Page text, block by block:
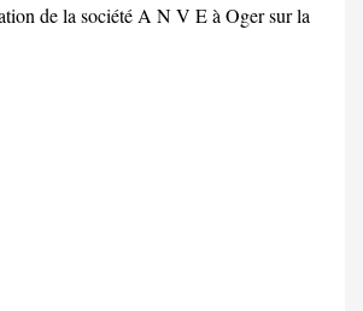
de la société A N V E à Oger sur la